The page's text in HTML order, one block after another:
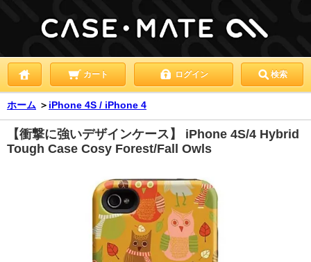
カート ログイン 検索
ホーム ＞ iPhone 4S / iPhone 4
【衝撃に強いデザインケース】 iPhone 4S/4 Hybrid
Tough Case Cosy Forest/Fall Owls